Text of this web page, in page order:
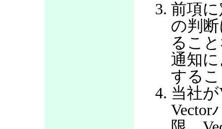
前項
の判
るこ
通知
する
当社
Vector